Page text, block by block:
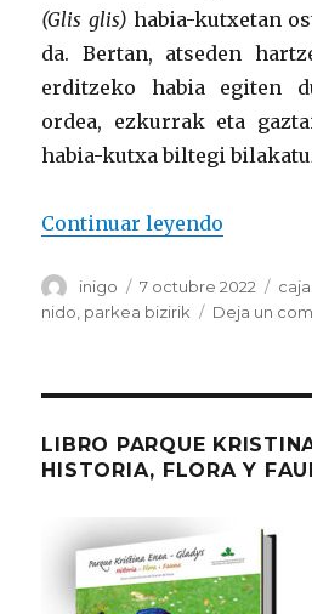
(Glis glis) habia-kutxetan
da. Bertan, atseden
erditzeko habia egiten
ordea, ezkurrak eta
habia-kutxa biltegi
Continuar leyendo
Autor
inigo
Publicado
el
7 octubre 2022
nido, parkea bizirik Deja un
LIBRO PARQUE
HISTORIA, FLORA Y